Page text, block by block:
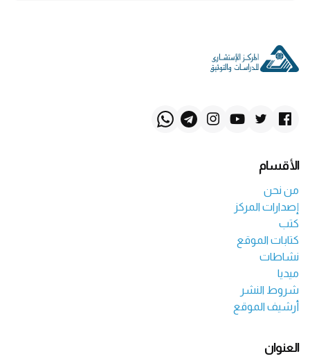
الأقسام
من نحن
إصدارات المركز
كتب
كتابات الموقع
نشاطات
ميديا
شروط النشر
أرشيف الموقع
العنوان